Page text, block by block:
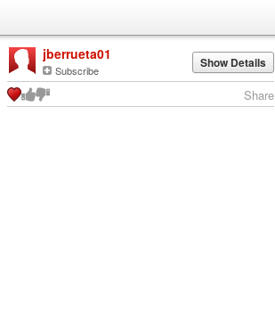
jberrueta01
Subscribe Show Details
Share